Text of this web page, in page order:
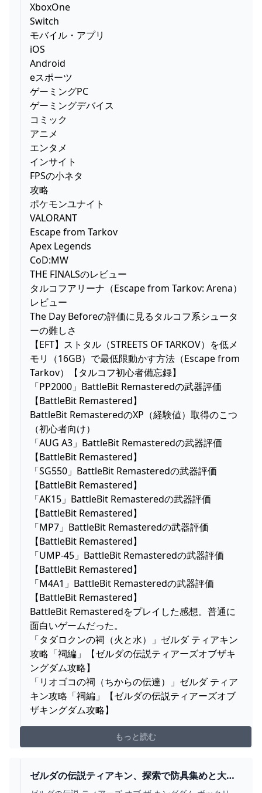
XboxOne
Switch
モバイル・アプリ
iOS
Android
eスポーツ
ゲーミングPC
ゲーミングデバイス
コミック
アニメ
エンタメ
インサイト
FPSの小ネタ
攻略
ポケモンユナイト
VALORANT
Escape from Tarkov
Apex Legends
CoD:MW
THE FINALSのレビュー
タルコフアリーナ（Escape from Tarkov: Arena）
レビュー
The Day Beforeの評価に見るタルコフ系シュータ
ーの難しさ
【EFT】ストタル（STREETS OF TARKOV）を低メ
モリ（16GB）で最低限動かす方法（Escape from
Tarkov）【タルコフ初心者備忘録】
「PP2000」BattleBit Remasteredの武器評価
【BattleBit Remastered】
BattleBit RemasteredのXP（経験値）取得のこつ
（初心者向け）
「AUG A3」BattleBit Remasteredの武器評価
【BattleBit Remastered】
「SG550」BattleBit Remasteredの武器評価
【BattleBit Remastered】
「AK15」BattleBit Remasteredの武器評価
【BattleBit Remastered】
「MP7」BattleBit Remasteredの武器評価
【BattleBit Remastered】
「UMP-45」BattleBit Remasteredの武器評価
【BattleBit Remastered】
「M4A1」BattleBit Remasteredの武器評価
【BattleBit Remastered】
BattleBit Remasteredをプレイした感想。普通に
面白いゲームだった。
「タダロクンの祠（火と水）」ゼルダ ティアキン
攻略「祠編」【ゼルダの伝説ティアーズオブザキ
ングダム攻略】
「リオゴコの祠（ちからの伝達）」ゼルダ ティア
キン攻略「祠編」【ゼルダの伝説ティアーズオブ
ザキングダム攻略】
もっと読む
ゼルダの伝説ティアキン、探索で防具集めと大妖
精解禁してきたお話 - くむのなんとなくきまぐれ